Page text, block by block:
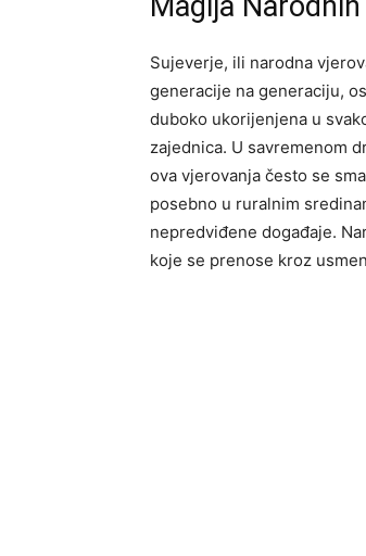
Sujeverje, ili narodna
generacije na generaciju,
duboko ukorijenjena u
zajednica. U savremenom
ova vjerovanja često se
posebno u ruralnim
nepredviđene događaje.
koje se prenose kroz